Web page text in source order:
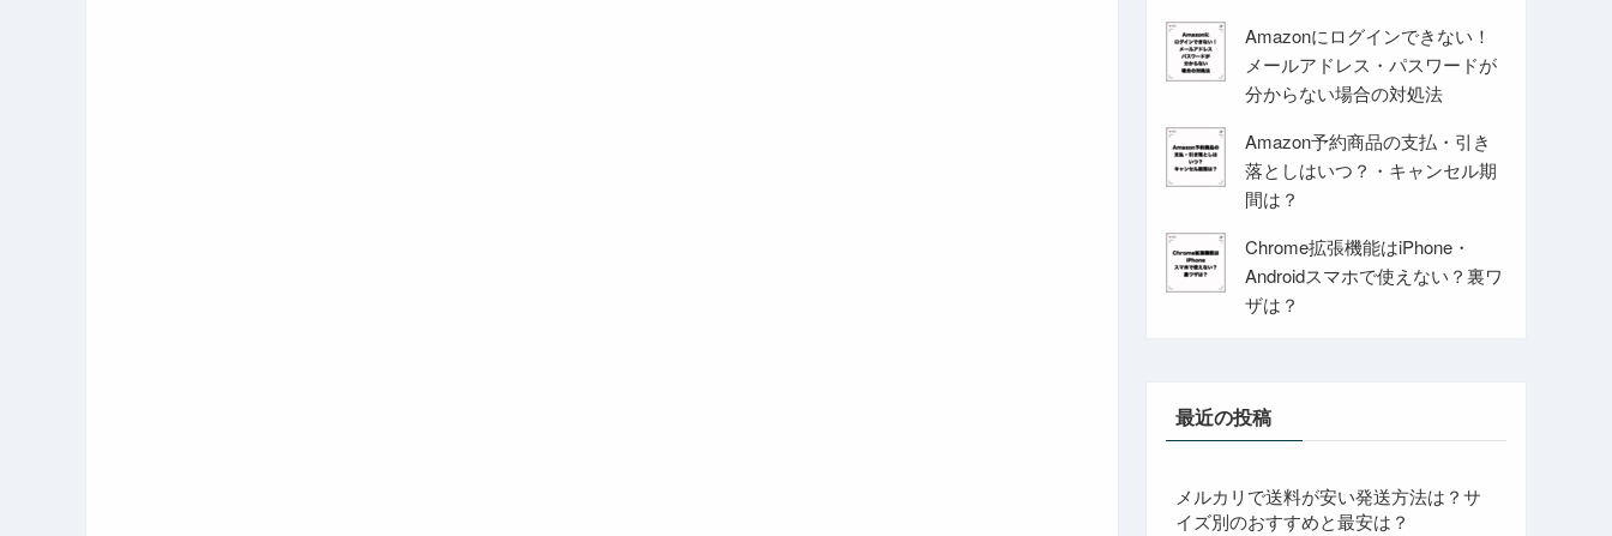
Amazonにログインできない！
メールアドレス・パスワードが
分からない場合の対処法
Amazon予約商品の支払・引き
落としはいつ？・キャンセル期
間は？
Chrome拡張機能はiPhone・
Androidスマホで使えない？裏ワ
ザは？
最近の投稿
メルカリで送料が安い発送方法は？サ
イズ別のおすすめと最安は？